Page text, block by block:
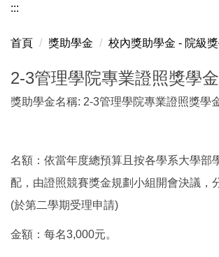
:::
首頁 獎助學金 校內獎助學金 - 院級
2-3管理學院專業證照獎學金
獎助學金名稱: 2-3管理學院專業證照獎學
名額：依當年度總預算且按各學系大學部
配，由證照競賽獎金規劃小組開會決議，
(於第二學期受理申請)
金額：每名3,000元。